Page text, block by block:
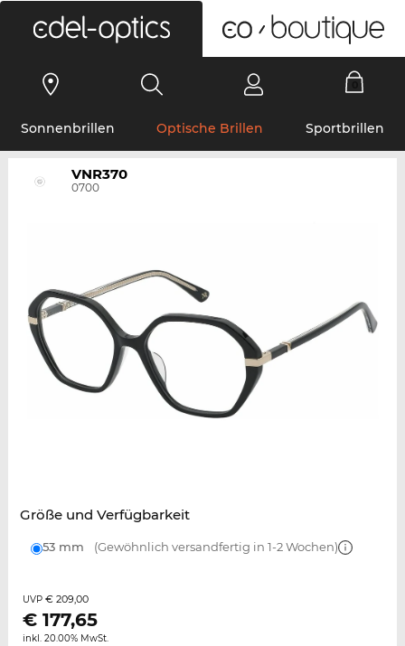
Sonnenbrillen Optische Brillen Sportbrillen
VNR370
0700
Größe und Verfügbarkeit
53 mm (Gewöhnlich versandfertig in 1-2 Wochen)
UVP € 209,00
€ 177,65
inkl. 20.00% MwSt.